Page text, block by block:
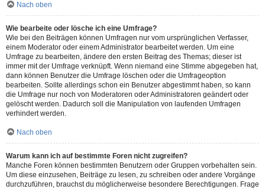
Nach oben
Wie bearbeite oder lösche ich eine Umfrage?
Wie bei den Beiträgen können Umfragen nur vom ursprünglichen Verfasser,
einem Moderator oder einem Administrator bearbeitet werden. Um eine
Umfrage zu bearbeiten, ändere den ersten Beitrag des Themas; dieser ist
immer mit der Umfrage verknüpft. Wenn niemand eine Stimme abgegeben hat,
dann können Benutzer die Umfrage löschen oder die Umfrageoption
bearbeiten. Sollte allerdings schon ein Benutzer abgestimmt haben, so kann
die Umfrage nur noch von Moderatoren oder Administratoren geändert oder
gelöscht werden. Dadurch soll die Manipulation von laufenden Umfragen
verhindert werden.
Nach oben
Warum kann ich auf bestimmte Foren nicht zugreifen?
Manche Foren können bestimmten Benutzern oder Gruppen vorbehalten sein.
Um diese einzusehen, Beiträge zu lesen, zu schreiben oder andere Vorgänge
durchzuführen, brauchst du möglicherweise besondere Berechtigungen. Frage